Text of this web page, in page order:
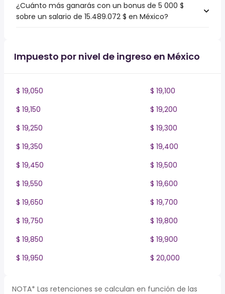
¿Cuánto más ganarás con un bonus de 5 000 $
sobre un salario de 15.489.072 $ en México?
Impuesto por nivel de ingreso en México
$ 19,050
$ 19,100
$ 19,150
$ 19,200
$ 19,250
$ 19,300
$ 19,350
$ 19,400
$ 19,450
$ 19,500
$ 19,550
$ 19,600
$ 19,650
$ 19,700
$ 19,750
$ 19,800
$ 19,850
$ 19,900
$ 19,950
$ 20,000
NOTA* Las retenciones se calculan en función de las